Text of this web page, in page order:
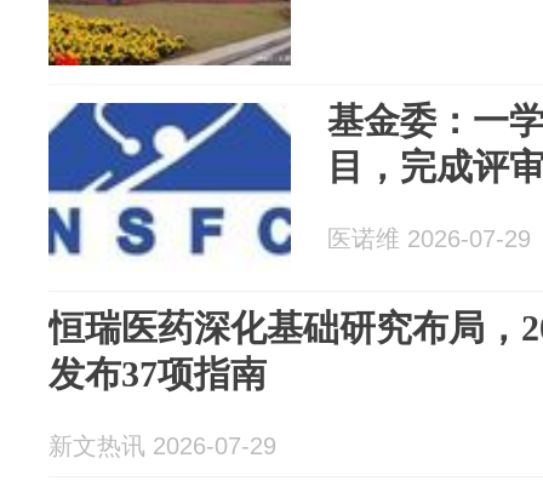
基金委：一
目，完成评
医诺维 2026-07-29
恒瑞医药深化基础研究布局，
发布37项指南
新文热讯 2026-07-29